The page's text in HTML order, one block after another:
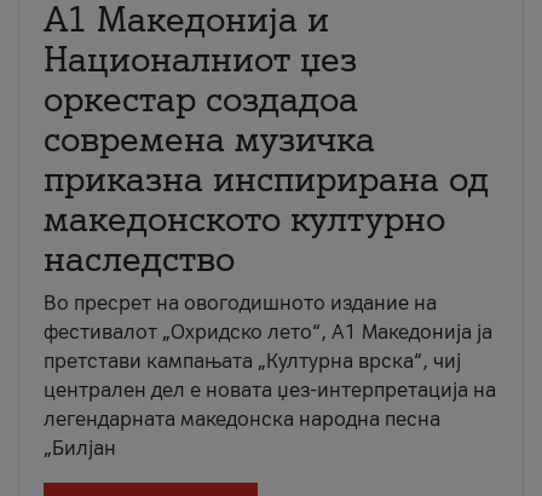
А1 Македонија и
Националниот џез
оркестар создадоа
современа музичка
приказна инспирирана од
македонското културно
наследство
Во пресрет на овогодишното издание на
фестивалот „Охридско лето“, А1 Македонија ја
претстави кампањата „Културна врска“, чиј
централен дел е новата џез-интерпретација на
легендарната македонска народна песна
„Билјан